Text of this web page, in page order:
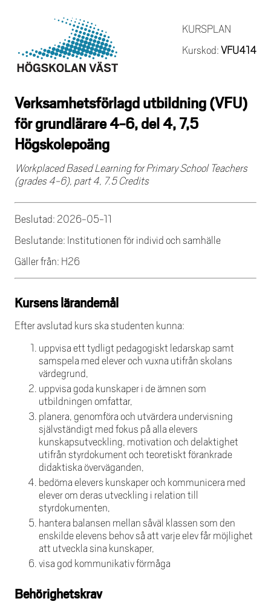
KURSPLAN
Kurskod: VFU414
Verksamhetsförlagd utbildning (VFU)
för grundlärare 4-6, del 4, 7,5
Högskolepoäng
Workplaced Based Learning for Primary School Teachers
(grades 4-6), part 4, 7.5 Credits
Beslutad: 2026-05-11
Beslutande: Institutionen för individ och samhälle
Gäller från: H26
Kursens lärandemål
Efter avslutad kurs ska studenten kunna:
uppvisa ett tydligt pedagogiskt ledarskap samt
samspela med elever och vuxna utifrån skolans
värdegrund,
uppvisa goda kunskaper i de ämnen som
utbildningen omfattar,
planera, genomföra och utvärdera undervisning
självständigt med fokus på alla elevers
kunskapsutveckling, motivation och delaktighet
utifrån styrdokument och teoretiskt förankrade
didaktiska överväganden,
bedöma elevers kunskaper och kommunicera med
elever om deras utveckling i relation till
styrdokumenten,
hantera balansen mellan såväl klassen som den
enskilde elevens behov så att varje elev får möjlighet
att utveckla sina kunskaper,
visa god kommunikativ förmåga
Behörighetskrav